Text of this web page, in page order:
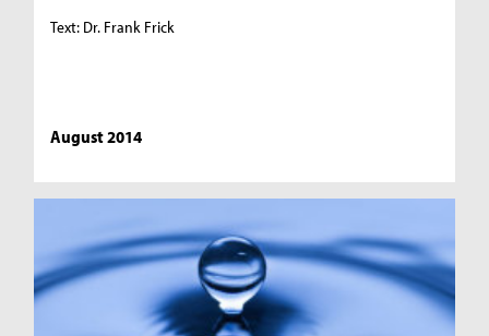
Text: Dr. Frank Frick
August 2014